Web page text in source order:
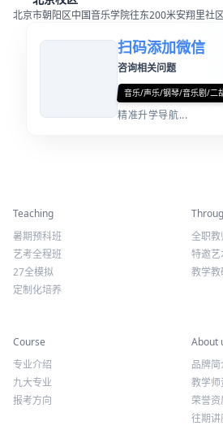
北京校区
北京市朝阳区中国音乐学院往东200米安翔里社
扫码添加微信
咨询相关问题
音乐/声乐/钢琴/音乐剧/二胡
精彩活动
Teaching
暑期预科班
艺考全程班
27全模拟
师资
全职教
特邀艺
专业课程
Course
专业介绍
九大专业
关于
About
品牌简
教学师
荣誉资